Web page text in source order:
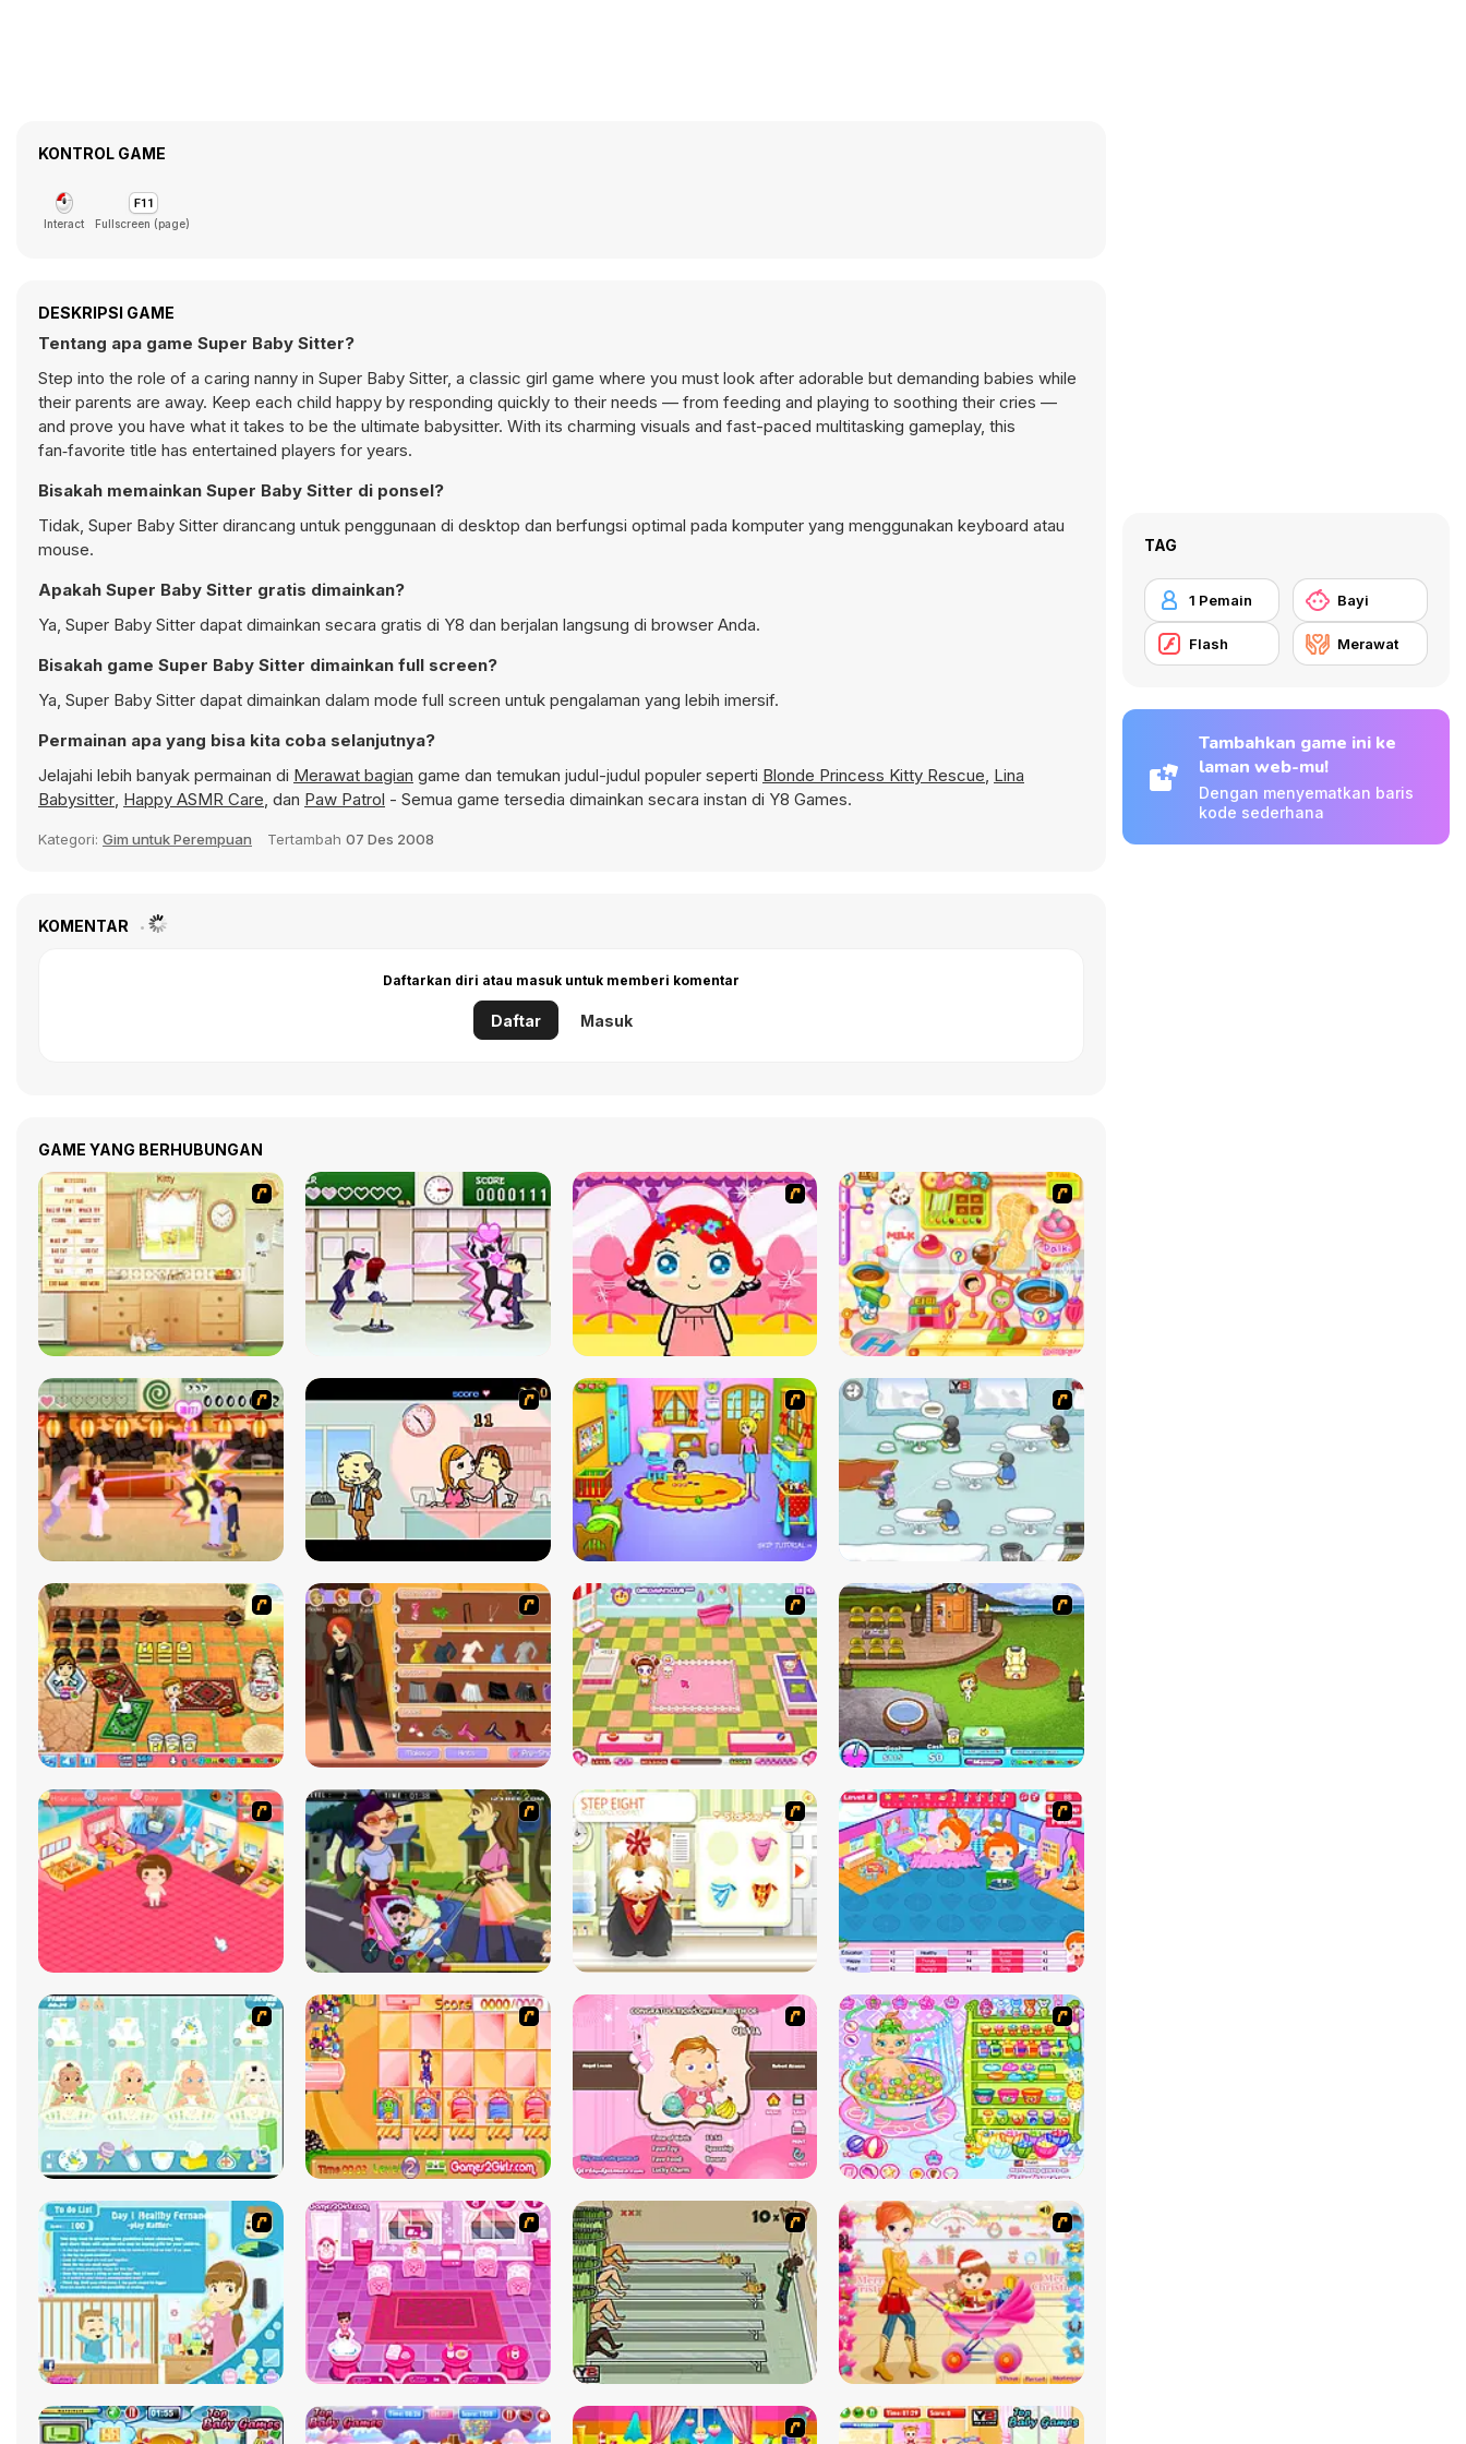
KONTROL GAME
Interact Fullscreen (page)
DESKRIPSI GAME
Tentang apa game Super Baby Sitter?
Step into the role of a caring nanny in Super Baby Sitter, a classic girl game where you must look after adorable but demanding babies while
their parents are away. Keep each child happy by responding quickly to their needs — from feeding and playing to soothing their cries —
and prove you have what it takes to be the ultimate babysitter. With its charming visuals and fast-paced multitasking gameplay, this
fan‑favorite title has entertained players for years.
Bisakah memainkan Super Baby Sitter di ponsel?
Tidak, Super Baby Sitter dirancang untuk penggunaan di desktop dan berfungsi optimal pada komputer yang menggunakan keyboard atau
mouse.
Apakah Super Baby Sitter gratis dimainkan?
Ya, Super Baby Sitter dapat dimainkan secara gratis di Y8 dan berjalan langsung di browser Anda.
Bisakah game Super Baby Sitter dimainkan full screen?
Ya, Super Baby Sitter dapat dimainkan dalam mode full screen untuk pengalaman yang lebih imersif.
Permainan apa yang bisa kita coba selanjutnya?
Jelajahi lebih banyak permainan di Merawat bagian game dan temukan judul-judul populer seperti Blonde Princess Kitty Rescue, Lina
Babysitter, Happy ASMR Care, dan Paw Patrol - Semua game tersedia dimainkan secara instan di Y8 Games.
Kategori: Gim untuk Perempuan Tertambah 07 Des 2008
KOMENTAR
Daftarkan diri atau masuk untuk memberi komentar
Daftar Masuk
GAME YANG BERHUBUNGAN
TAG
1 Pemain Bayi
Flash Merawat
Tambahkan game ini ke
laman web-mu!
Dengan menyematkan baris
kode sederhana